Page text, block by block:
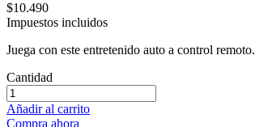
$10.490
Impuestos incluidos
Juega con este entretenido auto a control remoto.
Cantidad
Añadir al carrito
Compra ahora